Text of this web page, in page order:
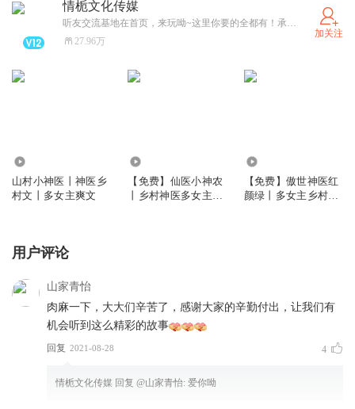
情栀文化传媒
听友交流基地在首页，来玩呦~这里你要的全都有！承接各类多人有声剧制作。商务合作请私信~
27.96万
加关注
山村小神医丨神医乡
村文丨多女主爽文
【免费】仙医小神农
丨乡村神医多女主爽
【免费】傲世神医红
颜绿丨多女主乡村爽
用户评论
山家青怡
肉麻一下，大大们辛苦了，感谢大家的辛勤付出，让我们有
机会听到这么精彩的故事
回复 2021-08-28 4
情栀文化传媒 回复 @山家青怡: 爱你呦